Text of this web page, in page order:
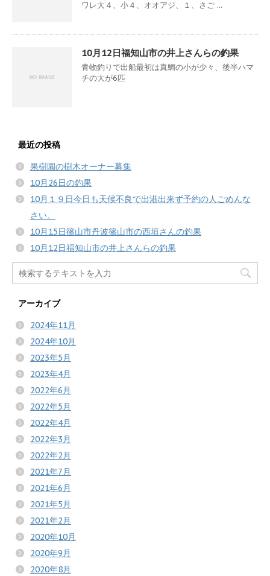
ワレ大４、小４、オオアジ、１、さご ...
10月12日福知山市の井上さんらの釣果
青物釣りで出船最初は真鯛の小が少々、後半ハマ
チの大が6匹
最近の投稿
果樹園の樹木オーナー募集
10月26日の釣果
10月１９日今日も天候不良で出港出来ず予約の人ごめんな
さい。
10月15日篠山市丹波篠山市の西垣さんの釣果
10月12日福知山市の井上さんらの釣果
アーカイブ
2024年11月
2024年10月
2023年5月
2023年4月
2022年6月
2022年5月
2022年4月
2022年3月
2022年2月
2021年7月
2021年6月
2021年5月
2021年2月
2020年10月
2020年9月
2020年8月